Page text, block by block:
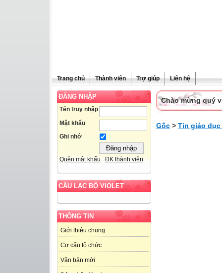
Trang chủ Thành viên Trợ giúp Liên hệ
ĐĂNG NHẬP
Tên truy nhập
Mật khẩu
Ghi nhớ
Quên mật khẩu ĐK thành viên
CÂU LẠC BỘ VIOLET
THÔNG TIN
Giới thiệu chung
Cơ cấu tổ chức
Văn bản mới
Chào mừng quý
Gốc > Tin giáo